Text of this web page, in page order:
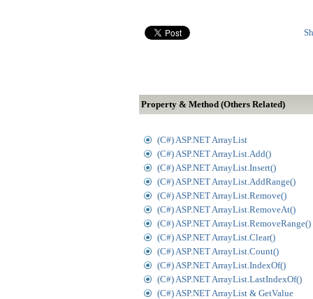
Property & Method (Others Related)
(C#) ASP.NET ArrayList
(C#) ASP.NET ArrayList.Add()
(C#) ASP.NET ArrayList.Insert()
(C#) ASP.NET ArrayList.AddRange()
(C#) ASP.NET ArrayList.Remove()
(C#) ASP.NET ArrayList.RemoveAt()
(C#) ASP.NET ArrayList.RemoveRange()
(C#) ASP.NET ArrayList.Clear()
(C#) ASP.NET ArrayList.Count()
(C#) ASP.NET ArrayList.IndexOf()
(C#) ASP.NET ArrayList.LastIndexOf()
(C#) ASP.NET ArrayList & GetValue